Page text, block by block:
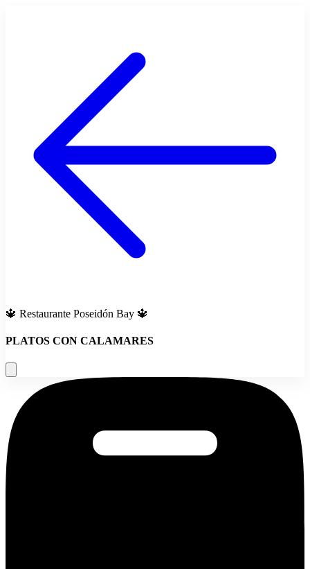
🔱 Restaurante Poseidón Bay 🔱
PLATOS CON CALAMARES